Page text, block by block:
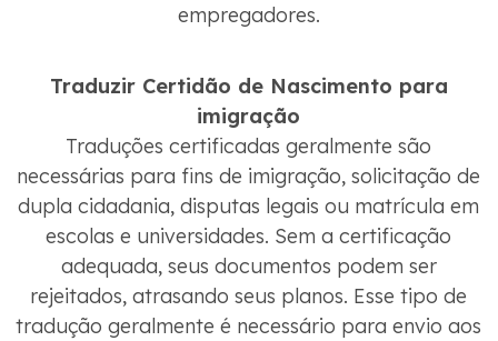
empregadores.
Traduzir Certidão de Nascimento para
imigração
Traduções certificadas geralmente são
necessárias para fins de imigração, solicitação de
dupla cidadania, disputas legais ou matrícula em
escolas e universidades. Sem a certificação
adequada, seus documentos podem ser
rejeitados, atrasando seus planos. Esse tipo de
tradução geralmente é necessário para envio aos